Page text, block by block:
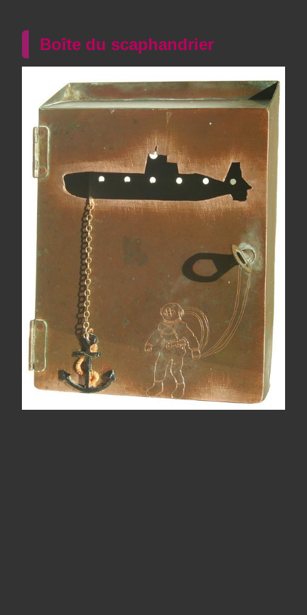
Boîte du scaphandrier